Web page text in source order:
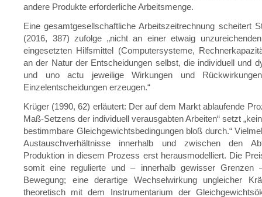
andere Produkte erforderliche Arbeitsmenge.
Eine gesamtgesellschaftliche Arbeitszeitrechnung scheitert
(2016, 387) zufolge „nicht an einer etwaig
eingesetzten Hilfsmittel (Computersysteme,
an der Natur der Entscheidungen selbst, die individuell und
und uno actu jeweilige Wirkungen und
Einzelentscheidungen erzeugen.“
Krüger (1990, 62) erläutert: Der auf dem Markt ablaufende
Maß-Setzens der individuell verausgabten Arbeiten“ setzt
bestimmbare Gleichgewichtsbedingungen bloß durch.“
Austauschverhältnisse innerhalb und zwischen den
Produktion in diesem Prozess erst herausmodelliert. Die
somit eine regulierte und – innerhalb gewisser Grenzen
Bewegung; eine derartige Wechselwirkung ungleicher
theoretisch mit dem Instrumentarium der